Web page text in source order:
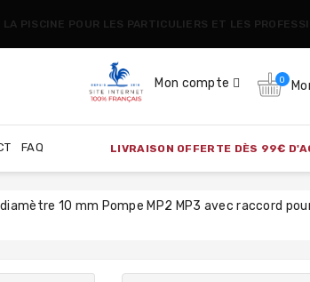
PISCINE POUR LES PARTICULIERS ET LES
Mon compte 0
FAQ LIVRAISON OFFERTE DÈS 99€
10 mm Pompe MP2 MP3 avec raccord